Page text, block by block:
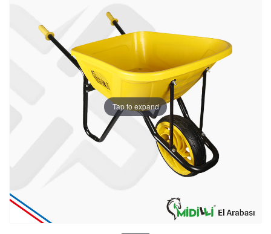
Tap to expand